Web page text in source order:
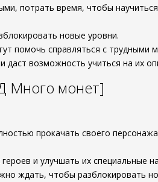
потрать время, чтобы
новые уровни.
помочь справляться с трудными
возможность учиться на их
Много монет]
прокачать своего
и улучшать их специальные
ждать, чтобы разблокировать